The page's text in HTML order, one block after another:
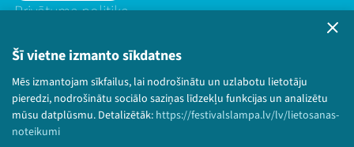
Šī vietne izmanto sīkdatnes
Mēs izmantojam sīkfailus, lai nodrošinātu un uzlabotu lietotāju
pieredzi, nodrošinātu sociālo saziņas līdzekļu funkcijas un analizētu
mūsu datplūsmu. Detalizētāk: https://festivalslampa.lv/lv/lietosanas-
noteikumi
Privātuma politika
Bērnu aizsardzības politika
© 2026 Sarunu festivāls LAMPA Visas tiesības
paturētas.